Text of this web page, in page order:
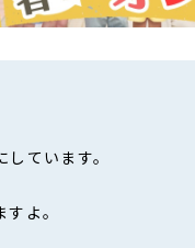
ています。
よ。